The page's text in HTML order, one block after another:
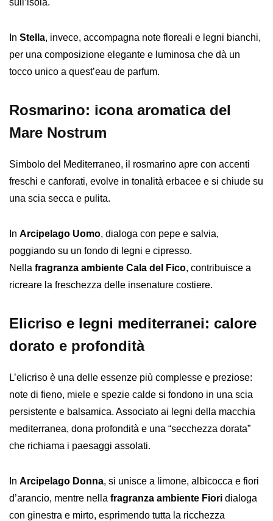
In Stella, invece, accompagna note floreali e legni bianchi,
per una composizione elegante e luminosa che dà un
tocco unico a quest’eau de parfum.
Rosmarino: icona aromatica del
Mare Nostrum
Simbolo del Mediterraneo, il rosmarino apre con accenti
freschi e canforati, evolve in tonalità erbacee e si chiude su
una scia secca e pulita.
In Arcipelago Uomo, dialoga con pepe e salvia,
poggiando su un fondo di legni e cipresso.
Nella fragranza ambiente Cala del Fico, contribuisce a
ricreare la freschezza delle insenature costiere.
Elicriso e legni mediterranei: calore
dorato e profondità
L’elicriso è una delle essenze più complesse e preziose:
note di fieno, miele e spezie calde si fondono in una scia
persistente e balsamica. Associato ai legni della macchia
mediterranea, dona profondità e una “secchezza dorata”
che richiama i paesaggi assolati.
In Arcipelago Donna, si unisce a limone, albicocca e fiori
d’arancio, mentre nella fragranza ambiente Fiori dialoga
con ginestra e mirto, esprimendo tutta la ricchezza